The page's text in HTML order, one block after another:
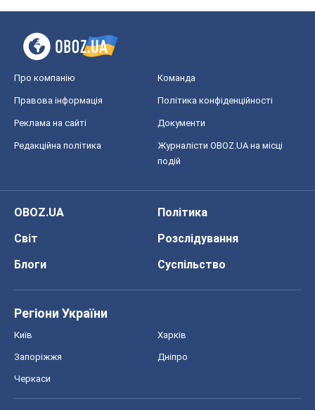
Про компанію Команда
Правова інформація Політика конфіденційності
Реклама на сайті Документи
Редакційна політика
Журналісти OBOZ.UA на місці
подій
OBOZ.UA
Політика
Світ
Розслідування
Блоги
Суспільство
Регіони України
Київ Харків
Запоріжжя Дніпро
Черкаси